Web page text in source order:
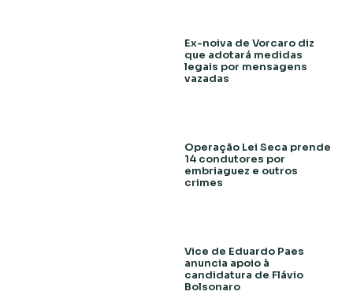
Ex-noiva de Vorcaro diz
que adotará medidas
legais por mensagens
vazadas
Operação Lei Seca prende
14 condutores por
embriaguez e outros
crimes
Vice de Eduardo Paes
anuncia apoio à
candidatura de Flávio
Bolsonaro